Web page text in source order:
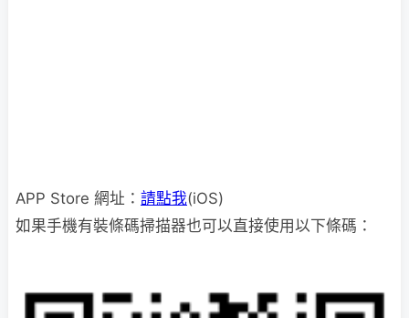
APP Store 網址： 請點我(iOS)
如果手機有裝條碼掃描器也可以直接使用以下條碼：